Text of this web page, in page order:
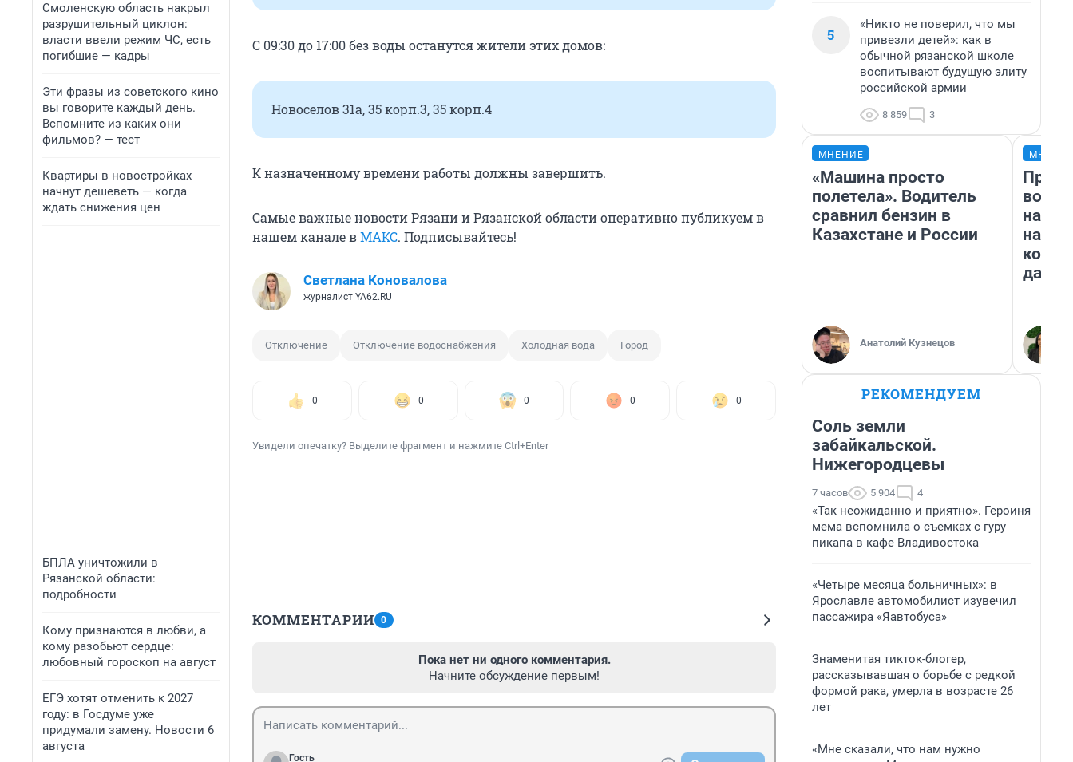
Смоленскую область накрыл
разрушительный циклон:
власти ввели режим ЧС, есть
погибшие — кадры
Эти фразы из советского кино
вы говорите каждый день.
Вспомните из каких они
фильмов? — тест
Квартиры в новостройках
начнут дешеветь — когда
ждать снижения цен
БПЛА уничтожили в
Рязанской области:
подробности
Кому признаются в любви, а
кому разобьют сердце:
любовный гороскоп на август
ЕГЭ хотят отменить к 2027
году: в Госдуме уже
придумали замену. Новости 6
августа
С 09:30 до 17:00 без воды останутся жители этих домов:
Новоселов 31а, 35 корп.3, 35 корп.4
К назначенному времени работы должны завершить.
Самые важные новости Рязани и Рязанской области оперативно публикуем в
нашем канале вМАКС. Подписывайтесь!
Светлана Коновалова
журналист YA62.RU
Отключение Отключение водоснабжения Холодная вода Город
0 0 0 0 0
Увидели опечатку? Выделите фрагмент и нажмите Ctrl+Enter
КОММЕНТАРИИ 0
Пока нет ни одного комментария.
Начните обсуждение первым!
Гость
5
«Никто не поверил, что мы
привезли детей»: как в
обычной рязанской школе
воспитывают будущую элиту
российской армии
8 859 3
МНЕНИЕ
«Машина просто
полетела». Водитель
сравнил бензин в
Казахстане и России
Анатолий Кузнецов
нам
даже
РЕКОМЕНДУЕМ
Соль земли
забайкальской.
Нижегородцевы
7 часов 5 904 4
«Так неожиданно и приятно». Героиня
мема вспомнила о съемках с гуру
пикапа в кафе Владивостока
«Четыре месяца больничных»: в
Ярославле автомобилист изувечил
пассажира «Яавтобуса»
Знаменитая тикток-блогер,
рассказывавшая о борьбе с редкой
формой рака, умерла в возрасте 26
лет
«Мне сказали, что нам нужно